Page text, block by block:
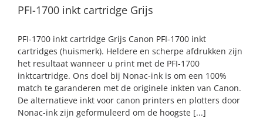
PFI-1700 inkt cartridge Grijs
PFI-1700 inkt cartridge Grijs Canon PFI-1700 inkt
cartridges (huismerk). Heldere en scherpe afdrukken zijn
het resultaat wanneer u print met de PFI-1700
inktcartridge. Ons doel bij Nonac-ink is om een 100%
match te garanderen met de originele inkten van Canon.
De alternatieve inkt voor canon printers en plotters door
Nonac-ink zijn geformuleerd om de hoogste [...]